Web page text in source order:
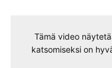
Tämä video
katsomiseksi on